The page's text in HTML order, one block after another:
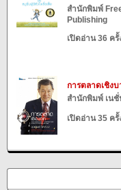
สำนักพิมพ์
Publishing
เปิดอ่าน 36 ครั้
การตลาดเชิงบ
สำนักพิมพ์ เน
เปิดอ่าน 35 ครั้